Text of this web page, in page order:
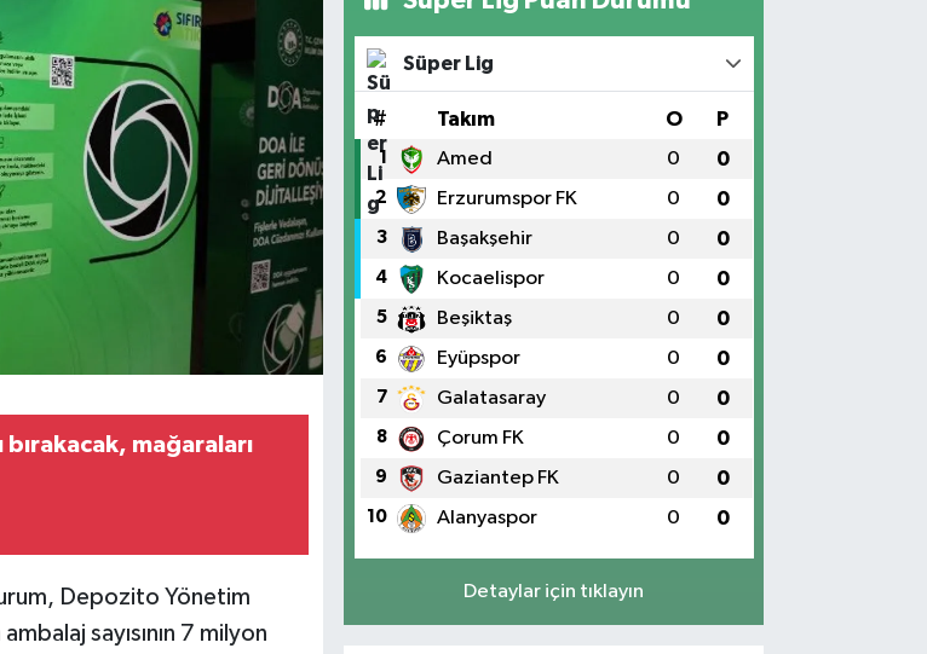
mağaraları
Depozito Yönetim
sayısının 7 milyon
Süper Lig
# Takım O P
1 Amed 0 0
2 Erzurumspor FK 0 0
3 Başakşehir 0 0
4 Kocaelispor 0 0
5 Beşiktaş 0 0
6 Eyüpspor 0 0
7 Galatasaray 0 0
8 Çorum FK 0 0
9 Gaziantep FK 0 0
10 Alanyaspor 0 0
Detaylar için tıklayın